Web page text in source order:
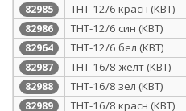
82985 ТНТ-12/6 красн (КВТ)
82986 ТНТ-12/6 син (КВТ)
82964 ТНТ-12/6 бел (КВТ)
82987 ТНТ-16/8 желт (КВТ)
82988 ТНТ-16/8 зел (КВТ)
82989 ТНТ-16/8 красн (КВТ)